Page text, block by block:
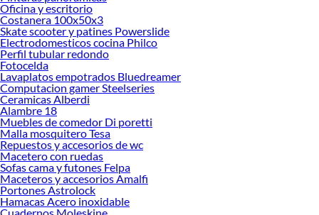
Herramientas, materiales y accesorios de calidad para tus proyectos y
renovación de espacios. ¡Visítanos y descubre todo lo que tenemos para
ofrecerte!
Encuentra una amplia variedad de productos de Cercos en Sodimac. Encuentra
todo lo necesario para tus proyectos de renovación y decoración. ¡Visítanos y
haz tus ideas realidad!
Oficina y escritorio
Costanera 100x50x3
Skate scooter y patines Powerslide
Electrodomesticos cocina Philco
Perfil tubular redondo
Fotocelda
Lavaplatos empotrados Bluedreamer
Computacion gamer Steelseries
Ceramicas Alberdi
Alambre 18
Muebles de comedor Di poretti
Malla mosquitero Tesa
Repuestos y accesorios de wc
Macetero con ruedas
Sofas cama y futones Felpa
Maceteros y accesorios Amalfi
Portones Astrolock
Hamacas Acero inoxidable
Cuadernos Moleskine